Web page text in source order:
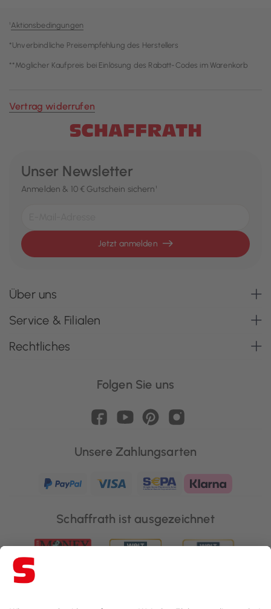
¹Aktionsbedingungen
*Unverbindliche Preisempfehlung des Herstellers
**Möglicher Kaufpreis bei Einlösung des Rabatt-Codes im Warenkorb
Vertrag widerrufen
Unser Newsletter
Anmelden & 10 € Gutschein sichern¹
Jetzt anmelden
Über uns
Service & Filialen
Rechtliches
Folgen Sie uns
Unsere Zahlungsarten
Schaffrath ist ausgezeichnet